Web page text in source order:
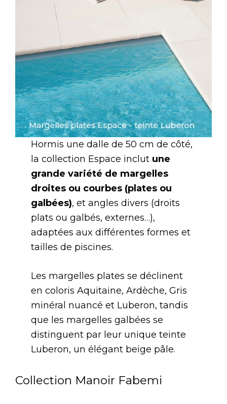
Hormis une dalle de 50 cm de côté,
la collection Espace inclut une
grande variété de margelles
droites ou courbes (plates ou
galbées), et angles divers (droits
plats ou galbés, externes…),
adaptées aux différentes formes et
tailles de piscines.
Les margelles plates se déclinent
en coloris Aquitaine, Ardèche, Gris
minéral nuancé et Luberon, tandis
que les margelles galbées se
distinguent par leur unique teinte
Luberon, un élégant beige pâle.
Collection Manoir Fabemi